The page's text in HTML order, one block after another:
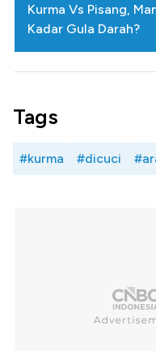
Kurma Vs Pisang,
Kadar Gula Darah?
Tags
#kurma #dicuci